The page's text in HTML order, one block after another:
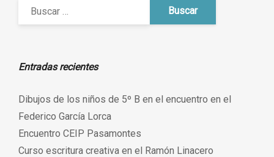
Entradas recientes
Dibujos de los niños de 5º B en el encuentro en el
Federico García Lorca
Encuentro CEIP Pasamontes
Curso escritura creativa en el Ramón Linacero